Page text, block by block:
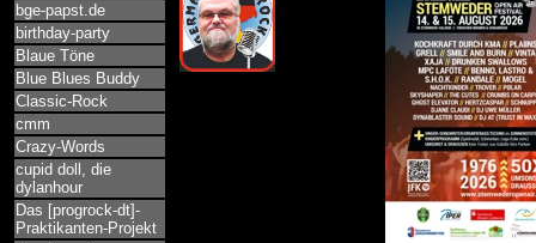
bge-papst.de
birthday-party
Blaue Töne
Blue Blues Buddy
Classic-Rock
cmm
Crazy-Words
cupid doll, die
dylanhour
Das [progrock-dt]-
Praktikanten-Projekt